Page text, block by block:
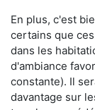
En plus, c'est
certains que
dans les
d'ambiance
constante). Il
davantage sur